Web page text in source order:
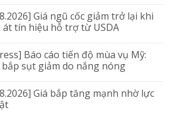
Giá ngũ cốc giảm trở lại khi
tín hiệu hỗ trợ từ USDA
Báo cáo tiến độ mùa vụ Mỹ:
sụt giảm do nắng nóng
Giá bắp tăng mạnh nhờ lực